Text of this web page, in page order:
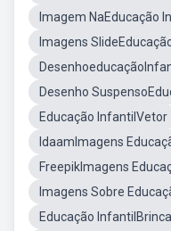
Imagem NaEducação
Imagens
Desenho
Educação InfantilVetor
IdaamImagens
FreepikImagens
Imagens Sobre
Educação